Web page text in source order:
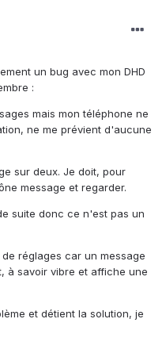
un bug avec mon DHD
:
mais mon téléphone ne
ne me prévient d'aucune
sur deux. Je doit, pour
message et regarder.
suite donc ce n'est pas un
réglages car un message
à savoir vibre et affiche une
et détient la solution, je